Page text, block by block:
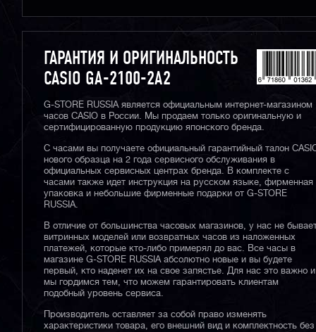
ГАРАНТИЯ И ОРИГИНАЛЬНОСТЬ
CASIO GA-2100-2A2
G-STORE RUSSIA является официальным интернет-магазином
часов CASIO в России. Мы продаем только оригинальную и
сертифицированную продукцию японского бренда.
С часами вы получаете официальный гарантийный талон
нового образца на 2 года сервисного обслуживания в
официальных сервисных центрах бренда. В комплекте с
часами также идет инструкция на русском языке, фирменная
упаковка и небольшие фирменные подарки от G-STORE
RUSSIA.
В отличие от большинства часовых магазинов, у нас не
витринных моделей или возвратных часов из наложенных
платежей, которые кто-либо примерял до вас. Все часы в
магазине G-STORE RUSSIA абсолютно новые и вы будете
первый, кто наденет их на свое запястье. Для нас это важно и
мы гордимся тем, что можем гарантировать клиентам
подобный уровень сервиса.
Производитель оставляет за собой право изменять
характеристики товара, его внешний вид и комплектность без